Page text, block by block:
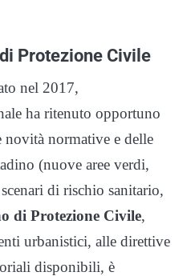
Protezione Civile
nel 2017,
ha ritenuto opportuno
normative e delle
(nuove aree verdi,
di rischio sanitario,
di Protezione Civile,
urbanistici, alle direttive
disponibili, è